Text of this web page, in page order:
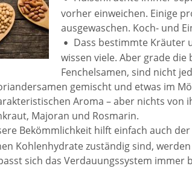
vorher einweichen. Einige
ausgewaschen. Koch- und
Dass bestimmte Kräuter
wissen viele. Aber grade
Fenchelsamen, sind nicht
gemischt und etwas im
Aroma – aber nichts von
Majoran und Rosmarin.
Bekömmlichkeit hilft einfach auch
Kohlenhydrate zuständig sind,
sich das Verdauungssystem immer